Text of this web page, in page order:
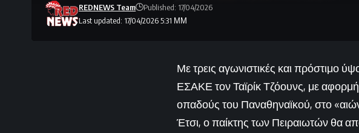
Last updated: 17/04/2026 5:31 ΜΜ
REDNEWS Team Published: 17/04/2026
Με τρεις αγωνιστικές και πρόστιμο
ΕΣΑΚΕ τον Ταϊρίκ Τζόουνς, με
οπαδούς του Παναθηναϊκού, στο
Έτσι, ο παίκτης των Πειραιωτών θα